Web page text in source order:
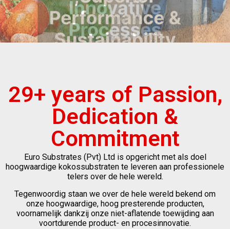
29+ years of Passion,
Dedication &
Commitment
Euro Substrates (Pvt) Ltd is opgericht met als doel
hoogwaardige kokossubstraten te leveren aan professionele
telers over de hele wereld.
Tegenwoordig staan ​​we over de hele wereld bekend om
onze hoogwaardige, hoog presterende producten,
voornamelijk dankzij onze niet-aflatende toewijding aan
voortdurende product- en procesinnovatie.